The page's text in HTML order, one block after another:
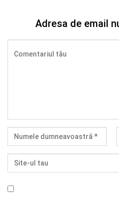
Adresa de email